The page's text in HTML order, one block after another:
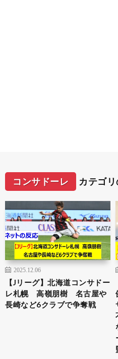
コンサドーレ カテゴ
2025.12.06
【Jリーグ】北海道コンサドー
レ札幌 高嶺朋樹 名古屋や
長崎など6クラブで争奪戦